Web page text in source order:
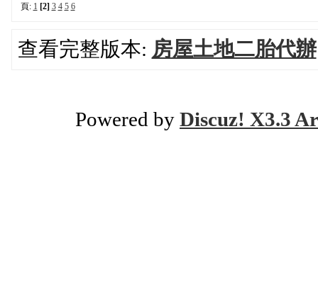
頁: 1 [2] 3 4 5 6
查看完整版本: 房屋土地二胎代辦
Powered by Discuz! X3.3